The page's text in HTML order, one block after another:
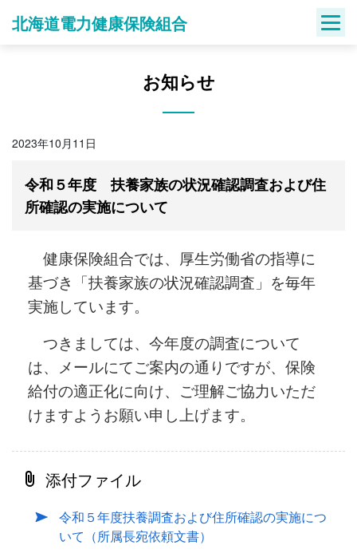
北海道電力健康保険組合
お知らせ
2023年10月11日
令和５年度 扶養家族の状況確認調査および住
所確認の実施について
健康保険組合では、厚生労働省の指導に
基づき「扶養家族の状況確認調査」を毎年
実施しています。
つきましては、今年度の調査について
は、メールにてご案内の通りですが、保険
給付の適正化に向け、ご理解ご協力いただ
けますようお願い申し上げます。
添付ファイル
令和５年度扶養調査および住所確認の実施につ
いて（所属長宛依頼文書）